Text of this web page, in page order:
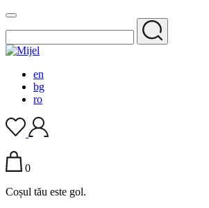
en
bg
ro
0
Coșul tău este gol.